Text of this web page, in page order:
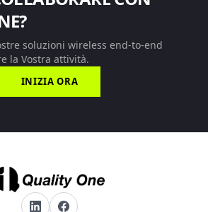
soluzioni wireless end-to-end
la Vostra attività.
INIZIA ORA